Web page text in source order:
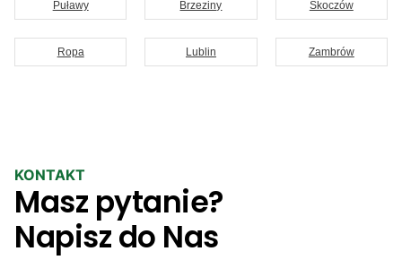
Puławy Brzeziny Skoczów
Ropa Lublin Zambrów
KONTAKT
Masz pytanie?
Napisz do Nas